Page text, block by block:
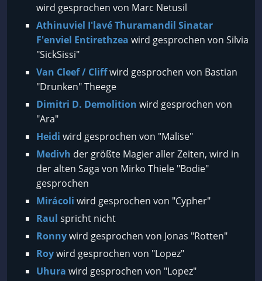
wird gesprochen von Marc Netusil
Athinuviel I'lavé Thuramandil Sinatar
F'enviel Entirethzea wird gesprochen von Silvia
"SickSissi"
Van Cleef / Cliffwird gesprochen von Bastian
"Drunken" Theege
Dimitri D. Demolition wird gesprochen von
"Ara"
Heidi wird gesprochen von "Malise"
Medivh der größte Magier aller Zeiten, wird in
der alten Saga von Mirko Thiele "Bodie"
gesprochen
Mirácoli wird gesprochen von "Cypher"
Raul spricht nicht
Ronnywird gesprochen von Jonas "Rotten"
Roywird gesprochen von "Lopez"
Uhura wird gesprochen von "Lopez"